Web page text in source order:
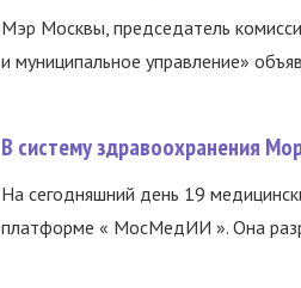
Мэр Москвы, председатель
и муниципальное управление»
В систему здравоохранения
На сегодняшний день 19
платформе « МосМедИИ ». Она